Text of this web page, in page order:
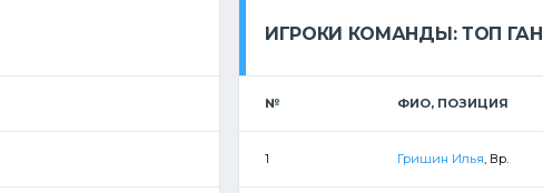
ИГРОКИ КОМАНДЫ: ТОП ГАН
№ ФИО, ПОЗИЦИЯ
1 Гришин Илья , Вр.